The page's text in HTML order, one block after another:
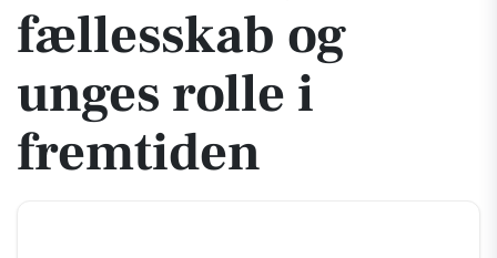
fællesskab og
unges rolle i
fremtiden